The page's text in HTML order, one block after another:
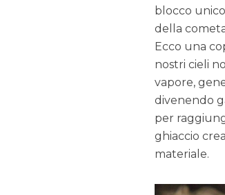
blocco
della
Ecco una
nostri cieli
vapore,
divenendo
per
ghiaccio
materiale.